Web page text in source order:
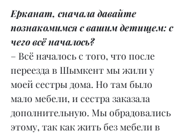
Ерканат, сначала давайте
познакомимся с вашим детищем: с
чего всё началось?
– Всё началось с того, что после
переезда в Шымкент мы жили у
моей сестры дома. Но там было
мало мебели, и сестра заказала
дополнительную. Мы обрадовались
этому, так как жить без мебели в